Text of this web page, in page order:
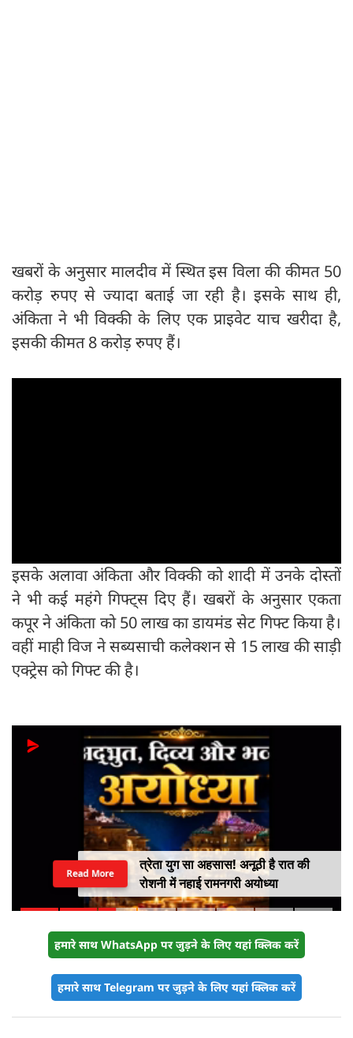
खबरों के अनुसार मालदीव में स्थित इस विला की कीमत 50
करोड़ रुपए से ज्यादा बताई जा रही है। इसके साथ ही,
अंकिता ने भी विक्की के लिए एक प्राइवेट याच खरीदा है,
इसकी कीमत 8 करोड़ रुपए हैं।
इसके अलावा अंकिता और विक्की को शादी में उनके दोस्तों
ने भी कई महंगे गिफ्ट्स दिए हैं। खबरों के अनुसार एकता
कपूर ने अंकिता को 50 लाख का डायमंड सेट गिफ्ट किया है।
वहीं माही विज ने सब्यसाची कलेक्शन से 15 लाख की साड़ी
एक्ट्रेस को गिफ्ट की है।
त्रेता युग सा अहसास! अनूठी है रात की
रोशनी में नहाई रामनगरी अयोध्या
Read More
हमारे साथ WhatsApp पर जुड़ने के लिए यहां क्लिक करें
हमारे साथ Telegram पर जुड़ने के लिए यहां क्लिक करें